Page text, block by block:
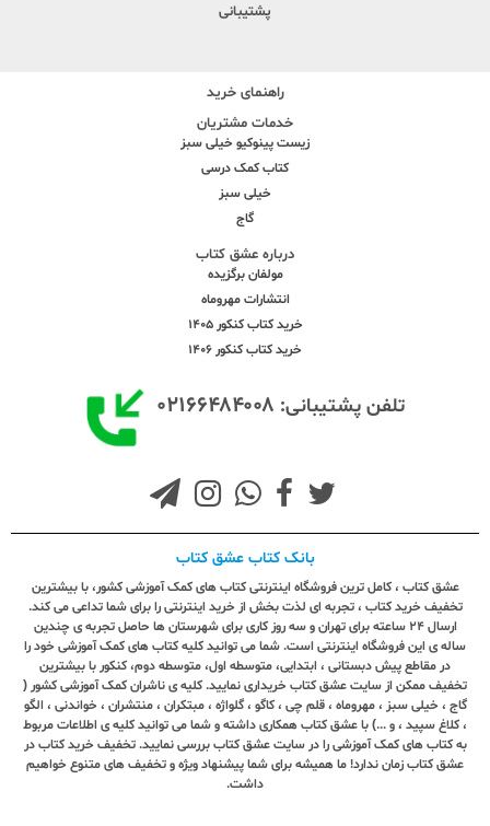
پشتیبانی
راهنمای خرید
خدمات مشتریان
زیست پینوکیو خیلی سبز
کتاب کمک درسی
خیلی سبز
گاج
درباره عشق کتاب
مولفان برگزیده
انتشارات مهروماه
خرید کتاب کنکور 1405
خرید کتاب کنکور 1406
تلفن پشتیبانی: ۰۲۱۶۶۴۸۴۰۰۸
بانک کتاب عشق کتاب
عشق کتاب ، کامل ترین فروشگاه اینترنتی کتاب های کمک آموزشی کشور، با بیشترین
تخفیف خرید کتاب ، تجربه ای لذت بخش از خرید اینترنتی را برای شما تداعی می کند.
ارسال ٢٤ ساعته برای تهران و سه روز کاری برای شهرستان ها حاصل تجربه ی چندین
ساله ی این فروشگاه اینترنتی است. شما می توانید کلیه کتاب های کمک آموزشی خود را
در مقاطع پیش دبستانی ، ابتدایی، متوسطه اول، متوسطه دوم، کنکور با بیشترین
تخفیف ممکن از سایت عشق کتاب خریداری نمایید. کلیه ی ناشران کمک آموزشی کشور (
گاج ، خیلی سبز ، مهروماه ، قلم چی ، کاگو ، گلواژه ، مبتکران ، منتشران ، خواندنی ، الگو
، کلاغ سپید ، و ...) با عشق کتاب همکاری داشته و شما می توانید کلیه ی اطلاعات مربوط
به کتاب های کمک آموزشی را در سایت عشق کتاب بررسی نمایید. تخفیف خرید کتاب در
عشق کتاب زمان ندارد! ما همیشه برای شما پیشنهاد ویژه و تخفیف های متنوع خواهیم
داشت.